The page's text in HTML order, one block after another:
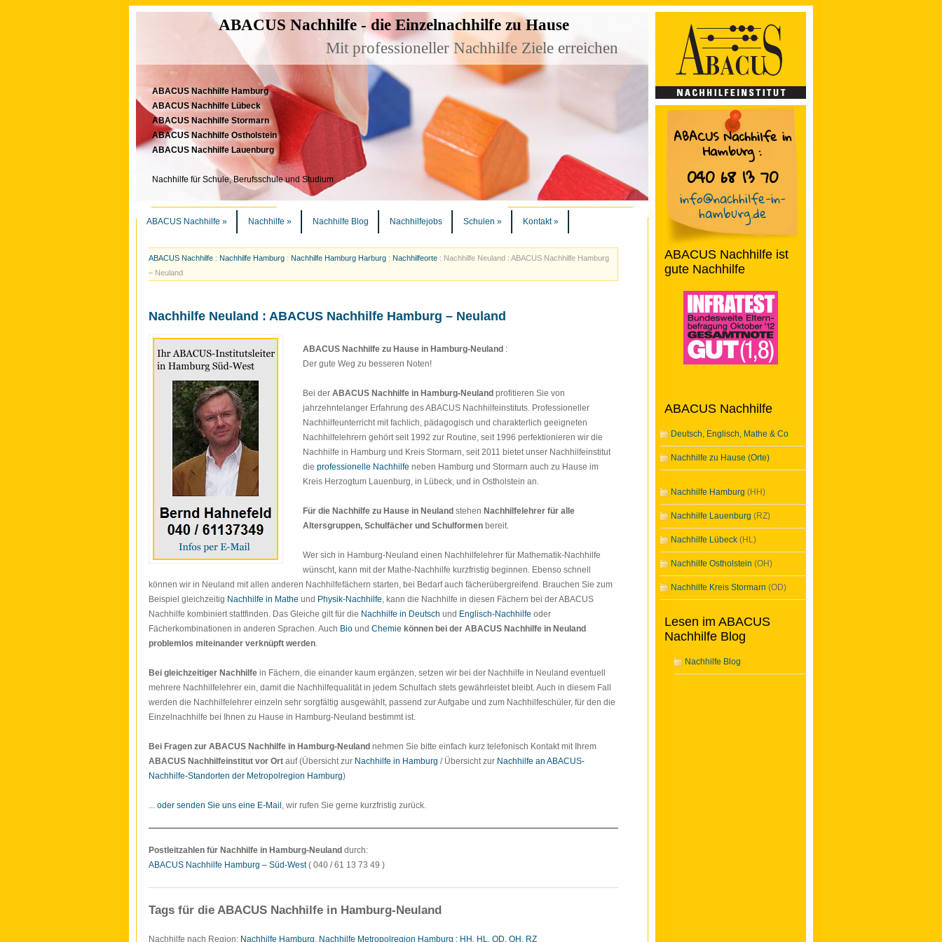
ABACUS Nachhilfe in
Hamburg:
040 68 13 70
info@nachhilfe-in-
hamburg.de
ABACUS Nachhilfe - die Einzelnachhilfe zu Hause
Mit professioneller Nachhilfe Ziele erreichen
ABACUS Nachhilfe Hamburg
ABACUS Nachhilfe Lübeck
ABACUS Nachhilfe Stormarn
ABACUS Nachhilfe Ostholstein
ABACUS Nachhilfe Lauenburg
Nachhilfe für Schule, Berufsschule und Studium
ABACUS Nachhilfe » Nachhilfe » Nachhilfe Blog Nachhilfejobs Schulen » Kontakt»
ABACUS Nachhilfe : Nachhilfe Hamburg : Nachhilfe Hamburg Harburg : Nachhilfeorte : Nachhilfe Neuland : ABACUS Nachhilfe Hamburg
– Neuland
Nachhilfe Neuland : ABACUS Nachhilfe Hamburg – Neuland
ABACUS Nachhilfe zu Hause in Hamburg-Neuland :
Der gute Weg zu besseren Noten!
Bei der ABACUS Nachhilfe in Hamburg-Neuland profitieren Sie von
jahrzehntelanger Erfahrung des ABACUS Nachhilfeinstituts. Professioneller
Nachhilfeunterricht mit fachlich, pädagogisch und charakterlich geeigneten
Nachhilfelehrern gehört seit 1992 zur Routine, seit 1996 perfektionieren wir die
Nachhilfe in Hamburg und Kreis Stormarn, seit 2011 bietet unser Nachhilfeinstitut
die professionelle Nachhilfe neben Hamburg und Stormarn auch zu Hause im
Kreis Herzogtum Lauenburg, in Lübeck, und in Ostholstein an.
Für die Nachhilfe zu Hause in Neuland stehen Nachhilfelehrer für alle
Altersgruppen, Schulfächer und Schulformen bereit.
Wer sich in Hamburg-Neuland einen Nachhilfelehrer für Mathematik-Nachhilfe
wünscht, kann mit der Mathe-Nachhilfe kurzfristig beginnen. Ebenso schnell
können wir in Neuland mit allen anderen Nachhilfefächern starten, bei Bedarf auch fächerübergreifend. Brauchen Sie zum
Beispiel gleichzeitig Nachhilfe in Mathe und Physik-Nachhilfe, kann die Nachhilfe in diesen Fächern bei der ABACUS
Nachhilfe kombiniert stattfinden. Das Gleiche gilt für die Nachhilfe in Deutsch und Englisch-Nachhilfe oder
Fächerkombinationen in anderen Sprachen. Auch Bio und Chemie können bei der ABACUS Nachhilfe in Neuland
problemlos miteinander verknüpft werden.
Bei gleichzeitiger Nachhilfe in Fächern, die einander kaum ergänzen, setzen wir bei der Nachhilfe in Neuland eventuell
mehrere Nachhilfelehrer ein, damit die Nachhilfequalität in jedem Schulfach stets gewährleistet bleibt. Auch in diesem Fall
werden die Nachhilfelehrer einzeln sehr sorgfältig ausgewählt, passend zur Aufgabe und zum Nachhilfeschüler, für den die
Einzelnachhilfe bei Ihnen zu Hause in Hamburg-Neuland bestimmt ist.
Bei Fragen zur ABACUS Nachhilfe in Hamburg-Neuland nehmen Sie bitte einfach kurz telefonisch Kontakt mit Ihrem
ABACUS Nachhilfeinstitut vor Ort auf (Übersicht zur Nachhilfe in Hamburg / Übersicht zur Nachhilfe an ABACUS-
Nachhilfe-Standorten der Metropolregion Hamburg)
... oder senden Sie uns eine E-Mail , wir rufen Sie gerne kurzfristig zurück.
Postleitzahlen für Nachhilfe in Hamburg-Neuland durch:
ABACUS Nachhilfe Hamburg – Süd-West( 040 / 61 13 73 49 )
Tags für die ABACUS Nachhilfe in Hamburg-Neuland
Nachhilfe nach Region: Nachhilfe Hamburg, Nachhilfe Metropolregion Hamburg : HH, HL, OD, OH, RZ
ABACUS Nachhilfe ist
gute Nachhilfe
ABACUS Nachhilfe
Deutsch, Englisch, Mathe & Co
Nachhilfe zu Hause (Orte)
Nachhilfe Hamburg (HH)
Nachhilfe Lauenburg (RZ)
Nachhilfe Lübeck (HL)
Nachhilfe Ostholstein (OH)
Nachhilfe Kreis Stormarn (OD)
Lesen im ABACUS
Nachhilfe Blog
Nachhilfe Blog